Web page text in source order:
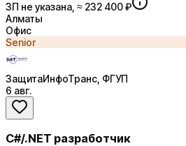
ЗП не указана, ≈ 232 400 ₽
Алматы
Офис
Senior
ЗащитаИнфоТранс, ФГУП
6 авг.
C#/.NET разработчик